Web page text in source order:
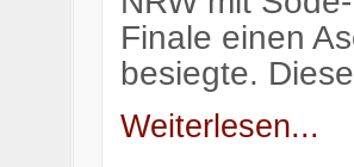
Finale einen
besiegte.
Weiterlesen...